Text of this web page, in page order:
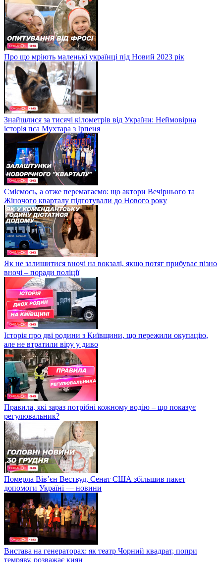
Про що мріють маленькі українці під Новий 2023 рік
Знайшлися за тисячі кілометрів від України: Неймовірна
історія пса Мухтара з Ірпеня
Сміємось, а отже перемагаємо: що актори Вечірнього та
Жіночого кварталу підготували до Нового року
Як не залишитися вночі на вокзалі, якщо потяг прибуває пізно
вночі – поради поліції
Історія про дві родини з Київщини, що пережили окупацію,
але не втратили віру у диво
Правила, які зараз потрібні кожному водію – що показує
регулювальник?
Померла Вівʼєн Вествуд, Сенат США збільшив пакет
допомоги Україні — новини
Вистава на генераторах: як театр Чорний квадрат, попри
темряву, розважає киян